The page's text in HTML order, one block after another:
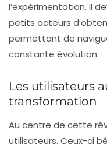
l’expérimentation. Il
petits acteurs
permettant de
constante évolution.
Les utilisateurs
transformation
Au centre de cette
utilisateurs. Ceux-ci